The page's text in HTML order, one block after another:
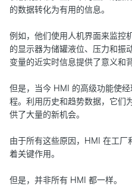
的数据转化为有用的信息。
例如，他们使用人机界面来监控
的显示器为储罐液位、压力和振
变量的近实时信息提供了意义和背
但是，当今 HMI 的高级功能使
程。利用历史和趋势数据，它们
供了大量的新机会。
由于所有这些原因，HMI 在工
着关键作用。
但是，并非所有 HMI 都一样。